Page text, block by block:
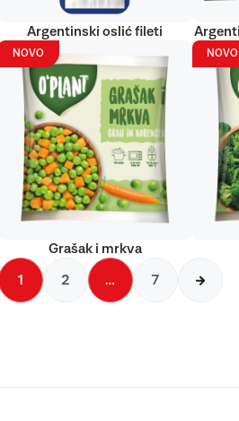
Argentinski oslić fileti
NOVO
Grašak i mrkva
NOVO
1 2 … 7